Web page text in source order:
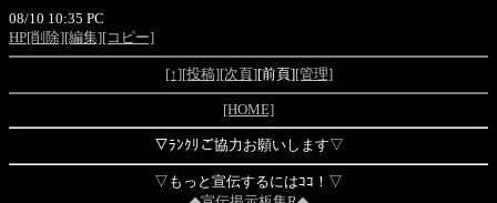
08/10 10:35 PC
HP[削除][編集][コピー]
[↑][投稿][次頁][前頁][管理]
[HOME]
▽ﾗﾝｸﾘご協力お願いします▽
▽もっと宣伝するにはｺｺ！▽